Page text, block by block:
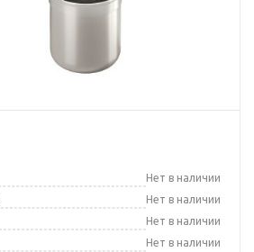
Нет в наличии
Нет в наличии
Нет в наличии
Нет в наличии